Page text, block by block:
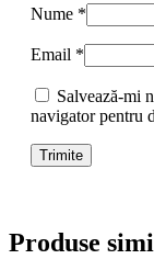
Nume *
Email *
Salvează-mi
navigator pentru
Produse